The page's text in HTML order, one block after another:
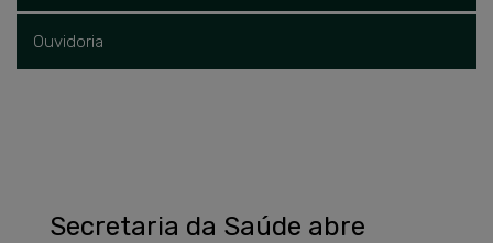
Ouvidoria
Secretaria da Saúde abre